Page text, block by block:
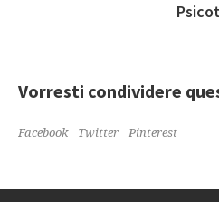
Vorresti condividere
Facebook Twitter Pinterest